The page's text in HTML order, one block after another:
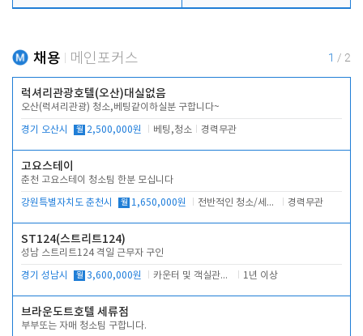
채용 메인포커스 1 / 2
럭셔리관광호텔(오산)대실없음
오산(럭셔리관광) 청소,베팅같이하실분 구합니다~
경기 오산시 월 2,500,000원 베팅,청소 경력무관
고요스테이
춘천 고요스테이 청소팀 한분 모십니다
강원특별자치도 춘천시 월 1,650,000원 전반적인 청소/세탁업무 경력무관
ST124(스트리트124)
성남 스트리트124 격일 근무자 구인
경기 성남시 월 3,600,000원 카운터 및 객실관리 전반 1년 이상
브라운도트호텔 세류점
부부또는 자매 청소팀 구합니다.